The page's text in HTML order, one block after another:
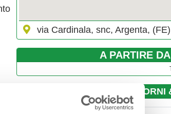
via Cardinala, snc, Argenta, (FE)
A PARTIRE